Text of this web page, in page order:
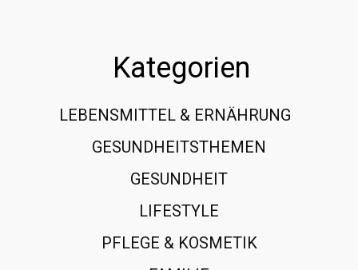
Kategorien
LEBENSMITTEL & ERNÄHRUNG
GESUNDHEITSTHEMEN
GESUNDHEIT
LIFESTYLE
PFLEGE & KOSMETIK